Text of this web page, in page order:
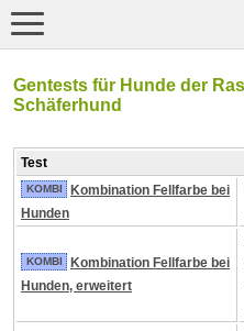
Gentests für Hunde der
Schäferhund
Test
KOMBI
Kombination Fellfarbe bei
Hunden
KOMBI
Kombination Fellfarbe bei
Hunden, erweitert